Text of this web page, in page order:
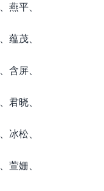
燕平、
蕴茂、
含屏、
君晓、
冰松、
萱姗、